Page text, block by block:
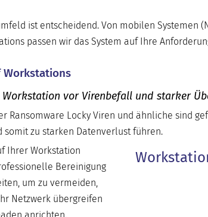
ist entscheidend. Von mobilen Systemen
passen wir das System auf Ihre
Workstation vor Virenbefall und starker
Ransomware Locky Viren und ähnliche sind
somit zu starken Datenverlust führen.
Ihrer Workstation
Bereinigung
um zu vermeiden,
Netzwerk übergreifen